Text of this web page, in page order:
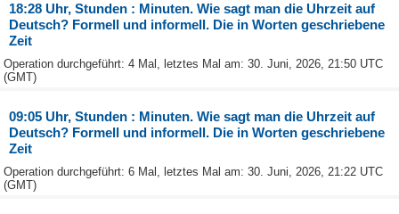
18:28 Uhr, Stunden : Minuten. Wie sagt man die Uhrzeit auf
Deutsch? Formell und informell. Die in Worten geschriebene
Zeit
Operation durchgeführt: 4 Mal, letztes Mal am: 30. Juni, 2026, 21:50 UTC
(GMT)
09:05 Uhr, Stunden : Minuten. Wie sagt man die Uhrzeit auf
Deutsch? Formell und informell. Die in Worten geschriebene
Zeit
Operation durchgeführt: 6 Mal, letztes Mal am: 30. Juni, 2026, 21:22 UTC
(GMT)